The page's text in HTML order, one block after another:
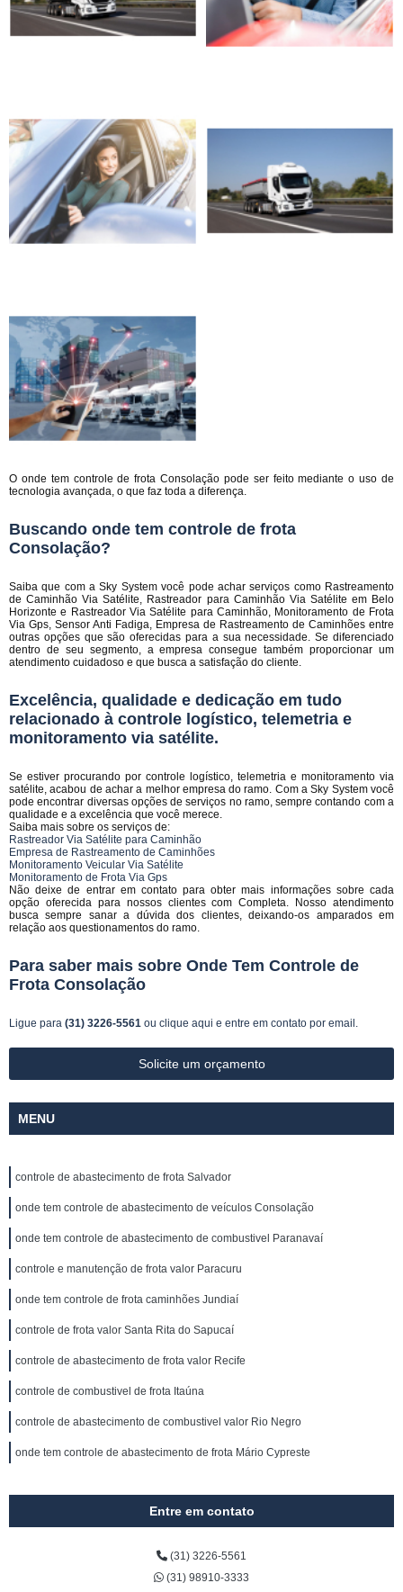
O onde tem controle de frota Consolação pode ser feito mediante o uso de
tecnologia avançada, o que faz toda a diferença.
Buscando onde tem controle de frota
Consolação?
Saiba que com a Sky System você pode achar serviços como Rastreamento
de Caminhão Via Satélite, Rastreador para Caminhão Via Satélite em Belo
Horizonte e Rastreador Via Satélite para Caminhão, Monitoramento de Frota
Via Gps, Sensor Anti Fadiga, Empresa de Rastreamento de Caminhões entre
outras opções que são oferecidas para a sua necessidade. Se diferenciado
dentro de seu segmento, a empresa consegue também proporcionar um
atendimento cuidadoso e que busca a satisfação do cliente.
Excelência, qualidade e dedicação em tudo
relacionado à controle logístico, telemetria e
monitoramento via satélite.
Se estiver procurando por controle logístico, telemetria e monitoramento via
satélite, acabou de achar a melhor empresa do ramo. Com a Sky System você
pode encontrar diversas opções de serviços no ramo, sempre contando com a
qualidade e a excelência que você merece.
Saiba mais sobre os serviços de:
Rastreador Via Satélite para Caminhão
Empresa de Rastreamento de Caminhões
Monitoramento Veicular Via Satélite
Monitoramento de Frota Via Gps
Não deixe de entrar em contato para obter mais informações sobre cada
opção oferecida para nossos clientes com Completa. Nosso atendimento
busca sempre sanar a dúvida dos clientes, deixando-os amparados em
relação aos questionamentos do ramo.
Para saber mais sobre Onde Tem Controle de
Frota Consolação
Ligue para (31) 3226-5561 ou clique aqui e entre em contato por email.
Solicite um orçamento
MENU
controle de abastecimento de frota Salvador
onde tem controle de abastecimento de veículos Consolação
onde tem controle de abastecimento de combustivel Paranavaí
controle e manutenção de frota valor Paracuru
onde tem controle de frota caminhões Jundiaí
controle de frota valor Santa Rita do Sapucaí
controle de abastecimento de frota valor Recife
controle de combustivel de frota Itaúna
controle de abastecimento de combustivel valor Rio Negro
onde tem controle de abastecimento de frota Mário Cypreste
Entre em contato
(31) 3226-5561
(31) 98910-3333